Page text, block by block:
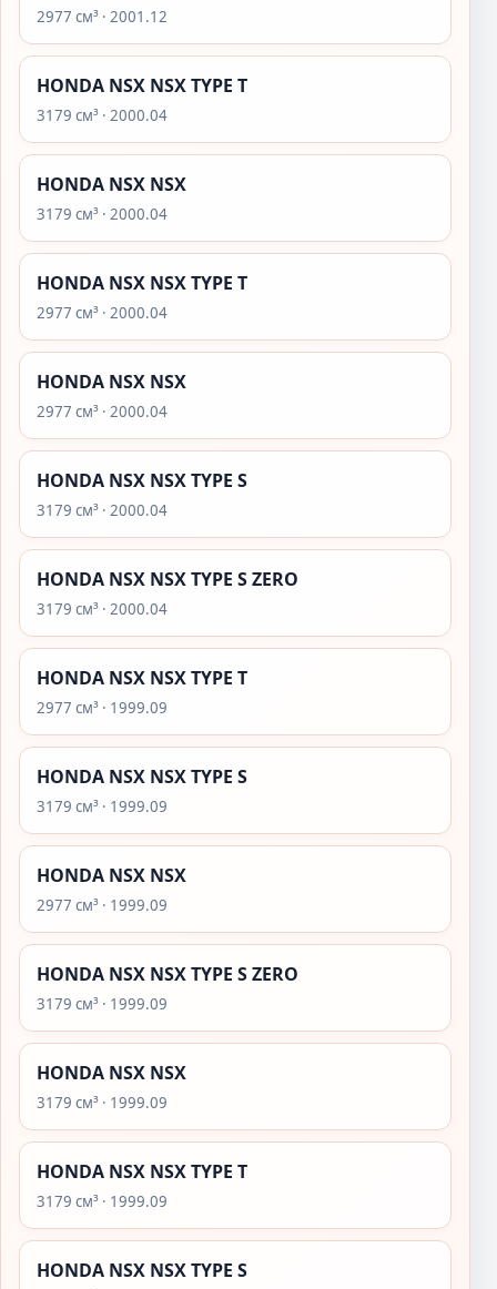
2977 см³ · 2001.12
HONDA NSX NSX TYPE T
3179 см³ · 2000.04
HONDA NSX NSX
3179 см³ · 2000.04
HONDA NSX NSX TYPE T
2977 см³ · 2000.04
HONDA NSX NSX
2977 см³ · 2000.04
HONDA NSX NSX TYPE S
3179 см³ · 2000.04
HONDA NSX NSX TYPE S ZERO
3179 см³ · 2000.04
HONDA NSX NSX TYPE T
2977 см³ · 1999.09
HONDA NSX NSX TYPE S
3179 см³ · 1999.09
HONDA NSX NSX
2977 см³ · 1999.09
HONDA NSX NSX TYPE S ZERO
3179 см³ · 1999.09
HONDA NSX NSX
3179 см³ · 1999.09
HONDA NSX NSX TYPE T
3179 см³ · 1999.09
HONDA NSX NSX TYPE S